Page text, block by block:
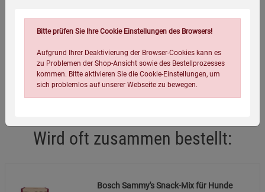
1 x 25 g, 1 x 250 g, 1 x 800 g, 1 x 180 g
Verpackungsgewicht:
1767 Gramm
Verpackungsmaße (LxBxH):
35,5 27,5
Wird oft zusammen bestellt:
Bosch Sammy's Snack-Mix für Hunde
Bitte prüfen Sie Ihre Cookie Einstellungen des Browsers!
Aufgrund Ihrer Deaktivierung der Browser-Cookies kann es
zu Problemen der Shop-Ansicht sowie des Bestellprozesses
kommen. Bitte aktivieren Sie die Cookie-Einstellungen, um
sich problemlos auf unserer Webseite zu bewegen.
Einstellungen speichern für die GruppeEinstellungen speichern für die Gruppe